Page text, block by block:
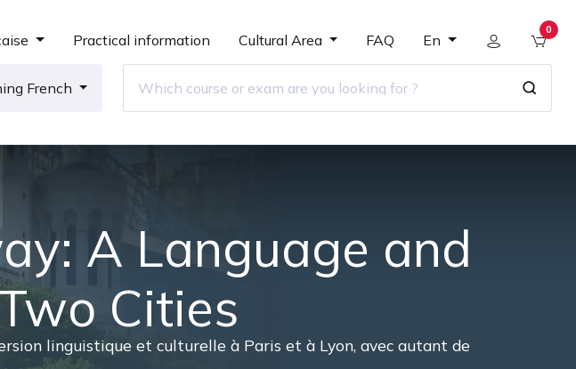
Practical information Cultural Area FAQ En
0
French
A Language and
Cities
linguistique et culturelle à Paris et à Lyon, avec autant de